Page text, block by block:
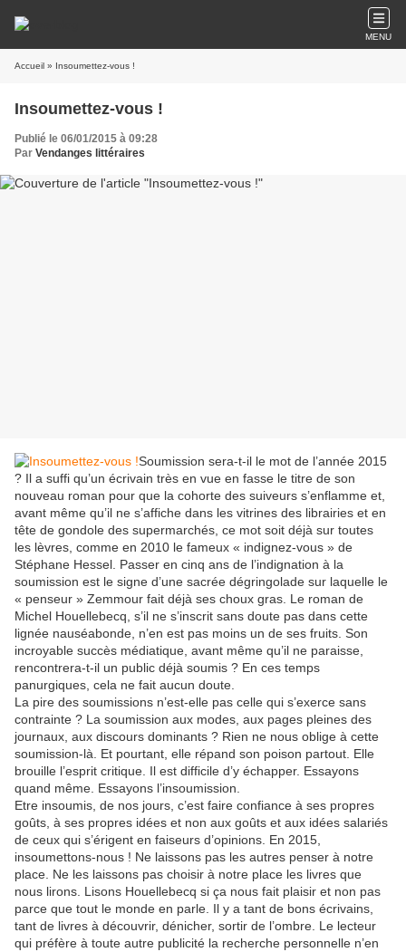
MENU
Accueil » Insoumettez-vous !
Insoumettez-vous !
Publié le 06/01/2015 à 09:28
Par Vendanges littéraires
Soumission sera-t-il le mot de l’année 2015
? Il a suffi qu’un écrivain très en vue en fasse le titre de son
nouveau roman pour que la cohorte des suiveurs s’enflamme et,
avant même qu’il ne s’affiche dans les vitrines des librairies et en
tête de gondole des supermarchés, ce mot soit déjà sur toutes
les lèvres, comme en 2010 le fameux « indignez-vous » de
Stéphane Hessel. Passer en cinq ans de l’indignation à la
soumission est le signe d’une sacrée dégringolade sur laquelle le
« penseur » Zemmour fait déjà ses choux gras. Le roman de
Michel Houellebecq, s’il ne s’inscrit sans doute pas dans cette
lignée nauséabonde, n’en est pas moins un de ses fruits. Son
incroyable succès médiatique, avant même qu’il ne paraisse,
rencontrera-t-il un public déjà soumis ? En ces temps
panurgiques, cela ne fait aucun doute.
La pire des soumissions n’est-elle pas celle qui s’exerce sans
contrainte ? La soumission aux modes, aux pages pleines des
journaux, aux discours dominants ? Rien ne nous oblige à cette
soumission-là. Et pourtant, elle répand son poison partout. Elle
brouille l’esprit critique. Il est difficile d’y échapper. Essayons
quand même. Essayons l’insoumission.
Etre insoumis, de nos jours, c’est faire confiance à ses propres
goûts, à ses propres idées et non aux goûts et aux idées salariés
de ceux qui s’érigent en faiseurs d’opinions. En 2015,
insoumettons-nous ! Ne laissons pas les autres penser à notre
place. Ne les laissons pas choisir à notre place les livres que
nous lirons. Lisons Houellebecq si ça nous fait plaisir et non pas
parce que tout le monde en parle. Il y a tant de bons écrivains,
tant de livres à découvrir, dénicher, sortir de l’ombre. Le lecteur
qui préfère à toute autre publicité la recherche personnelle n’en